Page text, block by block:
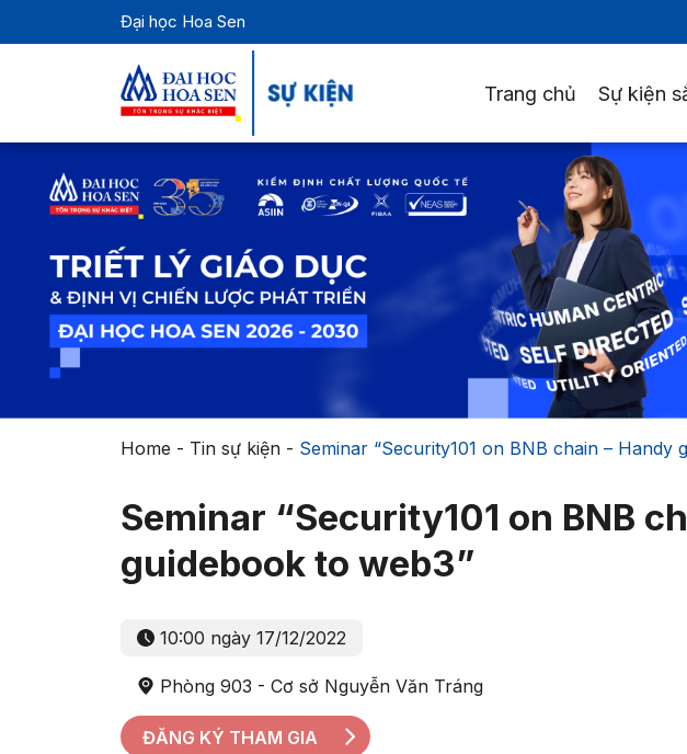
Đại học Hoa Sen
Trang chủ Sự kiện
Home - Tin sự kiện- Seminar “Security101 on BNB chain – Handy
Seminar “Security101 on BNB
guidebook to web3”
10:00 ngày 17/12/2022
Phòng 903 - Cơ sở Nguyễn Văn Tráng
ĐĂNG KÝ THAM GIA